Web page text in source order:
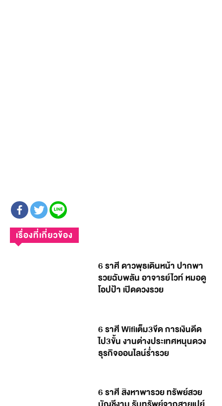
เรื่องที่เกี่ยวข้อง
6 ราศี ดาวพุธเดินหน้า ปากพา
รวยฉับพลัน อาจารย์ไวท์ หมอดู
โอปป้า เปิดดวงรวย
6 ราศี Wifiเต็ม3ขีด การเงินดีด
ไป3ขั้น งานต่างประเทศหนุนดวง
ธุรกิจออนไลน์ร่ำรวย
6 ราศี สิงหาพารวย ทรัพย์สวย